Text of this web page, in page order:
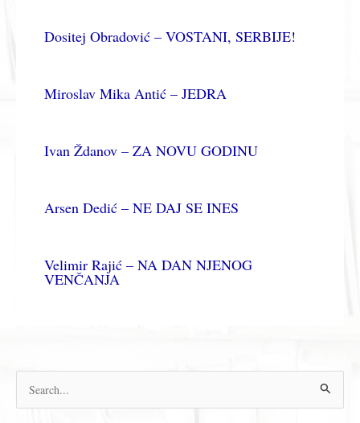
Dositej Obradović – VOSTANI, SERBIJE!
Miroslav Mika Antić – JEDRA
Ivan Ždanov – ZA NOVU GODINU
Arsen Dedić – NE DAJ SE INES
Velimir Rajić – NA DAN NJENOG
VENČANJA
р